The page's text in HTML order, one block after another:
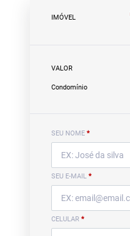
IMÓVEL
VALOR
Condomínio
SEU NOME *
SEU E-MAIL *
CELULAR *